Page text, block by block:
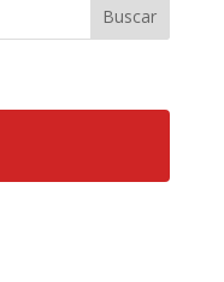
Buscar